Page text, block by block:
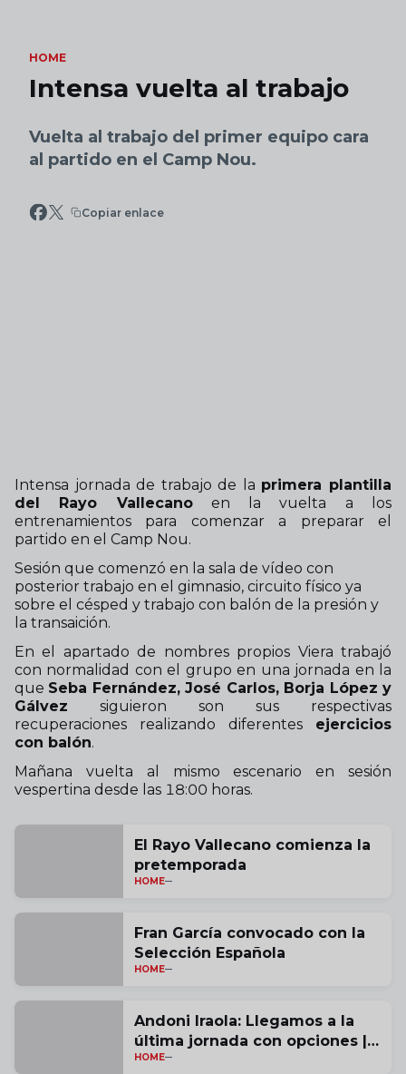
HOME
Intensa vuelta al trabajo
Vuelta al trabajo del primer equipo cara
al partido en el Camp Nou.
Copiar enlace
Intensa jornada de trabajo de la primera plantilla
del Rayo Vallecanoen la vuelta a los
entrenamientos para comenzar a preparar el
partido en el Camp Nou.
Sesión que comenzó en la sala de vídeo con
posterior trabajo en el gimnasio, circuito físico ya
sobre el césped y trabajo con balón de la presión y
la transaición.
En el apartado de nombres propios Viera trabajó
con normalidad con el grupo en una jornada en la
que Seba Fernández, José Carlos, Borja López y
Gálvez siguieron son sus respectivas
recuperaciones realizando diferentes ejercicios
con balón.
Mañana vuelta al mismo escenario en sesión
vespertina desde las 18:00 horas.
El Rayo Vallecano comienza la
pretemporada
HOME
Fran García convocado con la
Selección Española
HOME
Andoni Iraola: Llegamos a la
última jornada con opciones |
vídeo
HOME